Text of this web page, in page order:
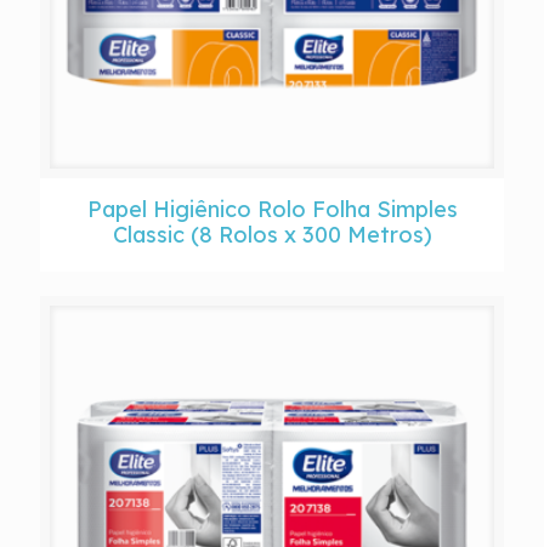
Papel Higiênico Rolo Folha Simples
Classic (8 Rolos x 300 Metros)